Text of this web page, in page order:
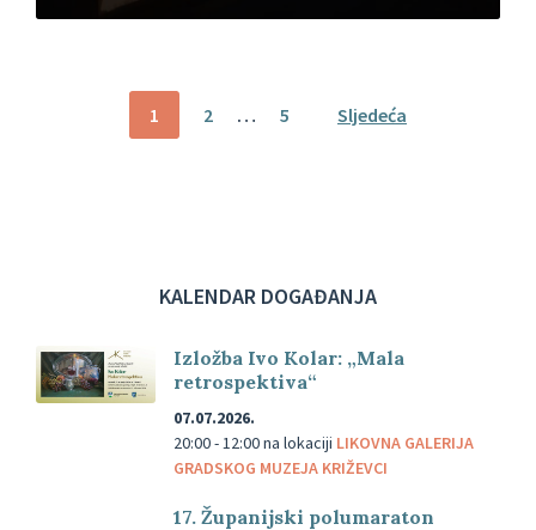
Brojevi
1 2 … 5 Sljedeća
KALENDAR DOGAĐANJA
Izložba Ivo Kolar: „Mala
retrospektiva“
07.07.2026.
20:00 - 12:00na lokaciji LIKOVNA GALERIJA
GRADSKOG MUZEJA KRIŽEVCI
17. Županijski polumaraton